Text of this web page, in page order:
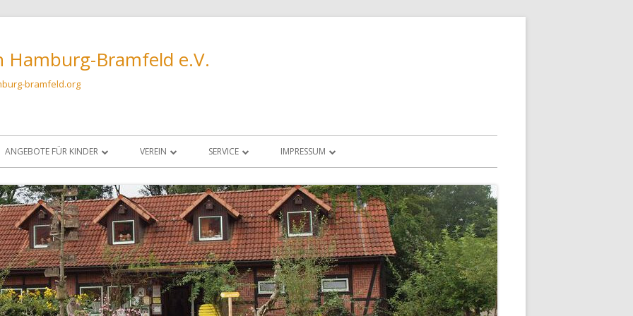
Hamburg-Bramfeld e.V.
bramfeld.org
ANGEBOTE FÜR KINDER
BIENENSTAND
KINDERGRUPPE BIO?-LOGISCH!
VEREIN
AUFNAHMEANTRAG
DATENSCHUTZRICHTLINIE
SATZUNG
CHRONIK IMKERVEREIN HAMBURG-
SERVICE
SCHLEUDERRAUM
IMKERN
VARROAWETTER
FUTTERKRANZPROBEN UND MEHR
IMPRESSUM